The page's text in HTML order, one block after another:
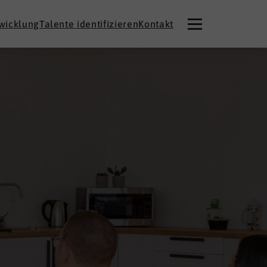
Talente identifizierenKontakt